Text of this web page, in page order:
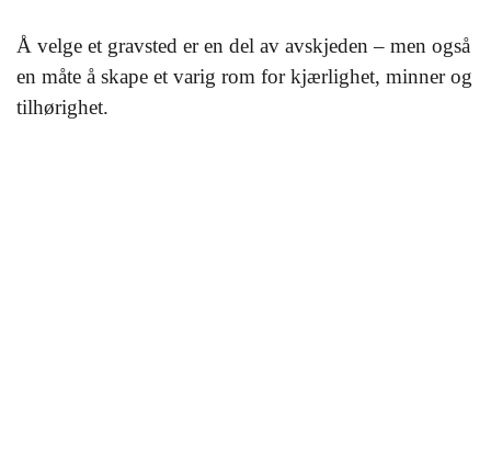
Å velge et gravsted er en del av avskjeden – men også
en måte å skape et varig rom for kjærlighet, minner og
tilhørighet.